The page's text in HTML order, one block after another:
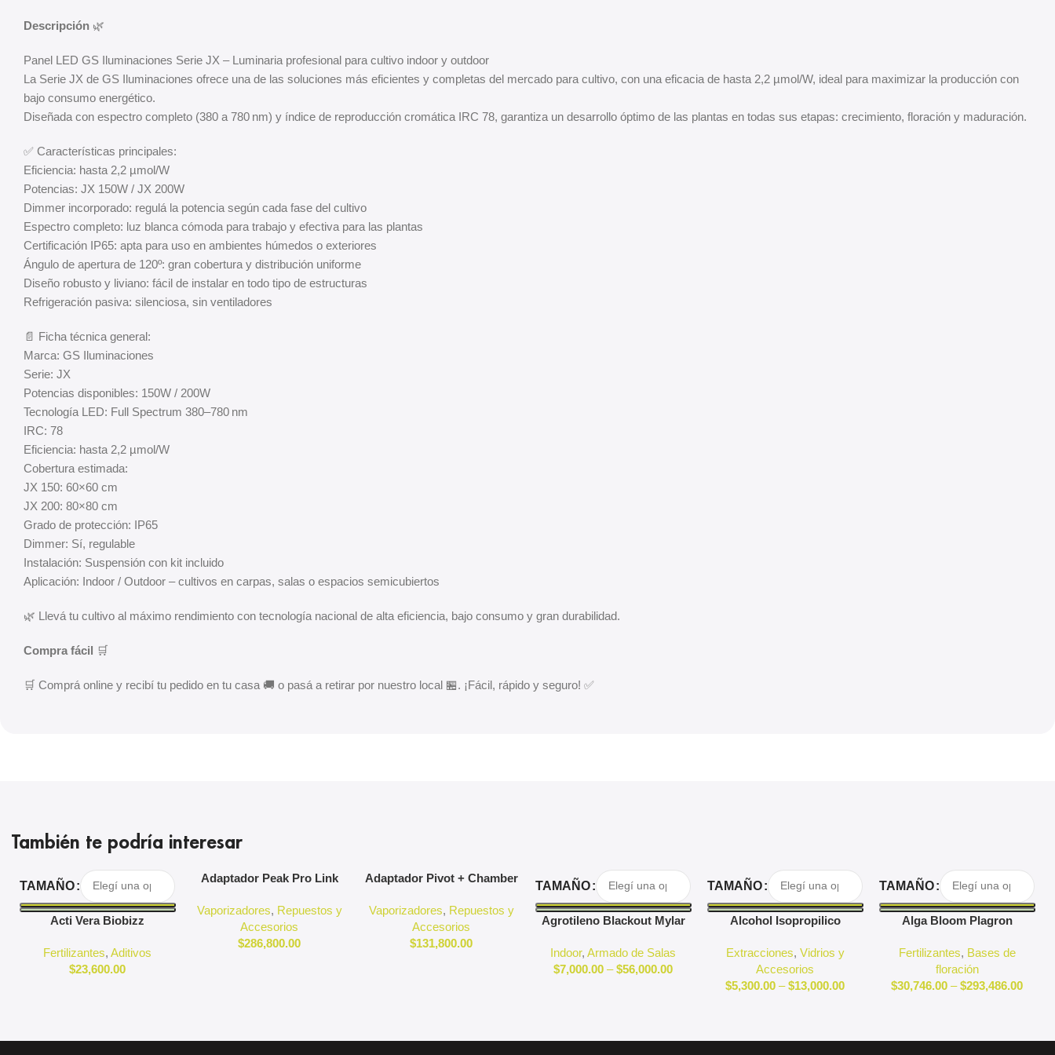
Descripción 🌿
Panel LED GS Iluminaciones Serie JX – Luminaria profesional para cultivo indoor y outdoor
La Serie JX de GS Iluminaciones ofrece una de las soluciones más eficientes y completas del mercado para cultivo, con una eficacia de hasta 2,2 µmol/W, ideal para maximizar la producción con
bajo consumo energético.
Diseñada con espectro completo (380 a 780 nm) y índice de reproducción cromática IRC 78, garantiza un desarrollo óptimo de las plantas en todas sus etapas: crecimiento, floración y maduración.
✅ Características principales:
Eficiencia: hasta 2,2 µmol/W
Potencias: JX 150W / JX 200W
Dimmer incorporado: regulá la potencia según cada fase del cultivo
Espectro completo: luz blanca cómoda para trabajo y efectiva para las plantas
Certificación IP65: apta para uso en ambientes húmedos o exteriores
Ángulo de apertura de 120º: gran cobertura y distribución uniforme
Diseño robusto y liviano: fácil de instalar en todo tipo de estructuras
Refrigeración pasiva: silenciosa, sin ventiladores
📄 Ficha técnica general:
Marca: GS Iluminaciones
Serie: JX
Potencias disponibles: 150W / 200W
Tecnología LED: Full Spectrum 380–780 nm
IRC: 78
Eficiencia: hasta 2,2 µmol/W
Cobertura estimada:
JX 150: 60×60 cm
JX 200: 80×80 cm
Grado de protección: IP65
Dimmer: Sí, regulable
Instalación: Suspensión con kit incluido
Aplicación: Indoor / Outdoor – cultivos en carpas, salas o espacios semicubiertos
🌿 Llevá tu cultivo al máximo rendimiento con tecnología nacional de alta eficiencia, bajo consumo y gran durabilidad.
Compra fácil 🛒
🛒 Comprá online y recibí tu pedido en tu casa 🚚 o pasá a retirar por nuestro local 🏪. ¡Fácil, rápido y seguro! ✅
También te podría interesar
Seleccionar Opciones
TAMAÑO
Acti Vera Biobizz
Fertilizantes,Aditivos
$23,600.00
Agregar Al Carrito
Adaptador Peak Pro Link
Vaporizadores, Repuestos y
Accesorios
$286,800.00
Agregar Al Carrito
Adaptador Pivot + Chamber
Vaporizadores, Repuestos y
Accesorios
$131,800.00
Seleccionar Opciones
TAMAÑO
Agrotileno Blackout Mylar
Indoor,Armado de Salas
$7,000.00 – $56,000.00
Seleccionar Opciones
TAMAÑO
Alcohol Isopropilico
Extracciones, Vidrios y
Accesorios
$5,300.00 – $13,000.00
Seleccionar Opciones
TAMAÑO
Alga Bloom Plagron
Fertilizantes, Bases de
floración
$30,746.00 – $293,486.00